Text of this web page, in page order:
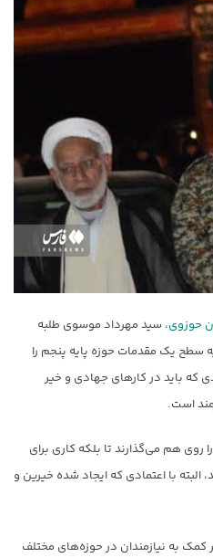
حوزوی، سید مهرداد موسوی طلبه
سطح یک مقدمات حوزه پایه پنجم را
که باید در کارهای جهادی و خیر
است.
هم می‌گذارند تا بلکه کاری برای
البته با اعتمادی که ایجاد شده خیرین و
کمک به نیازمندان در حوزه‌های مختلف